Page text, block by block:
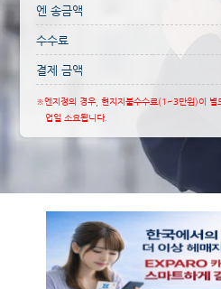
엔 송금액
수수료
결제 금액
※엔지정의 경우, 현지지불수수료(1~3만원)이 별
업일 소요됩니다.